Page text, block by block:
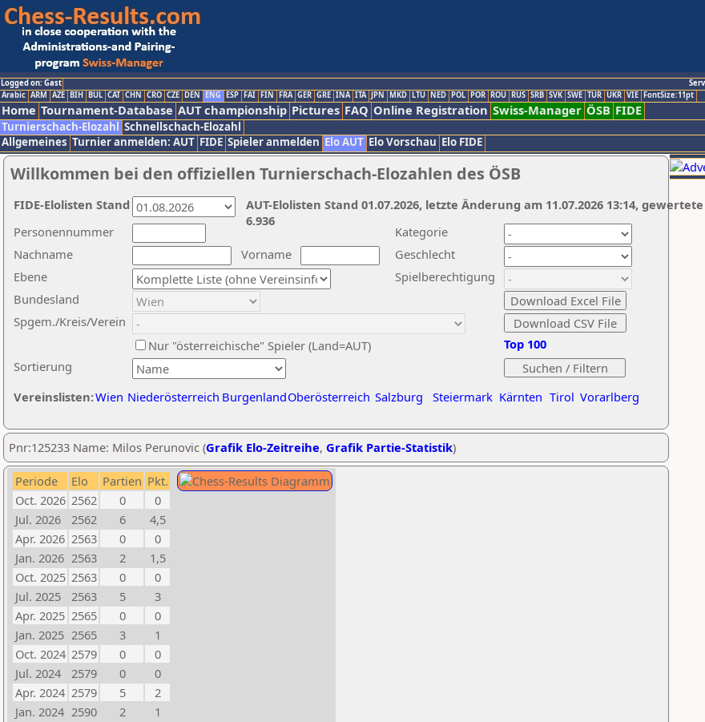
Logged on: Gast
Arabic ARM AZE BIH BUL CAT CHN CRO CZE DEN ENG ESP FAI FIN FRA GER GRE INA ITA JPN MKD LTU NED POL POR ROU RUS SRB SVK SWE TUR UKR VIE FontSize:11pt
Home Tournament-Database AUT championship Pictures FAQ Online Registration Swiss-Manager ÖSB FIDE
Turnierschach-Elozahl Schnellschach-Elozahl
Allgemeines Turnier anmelden: AUT FIDE Spieler anmelden Elo AUT Elo Vorschau Elo FIDE
Willkommen bei den offiziellen Turnierschach-Elozahlen des ÖSB
Nachname
Vorname
Ebene
Kategorie
Sortierung
Personennummer
Bundesland
Spgem./Kreis/Verein
Geschlecht
Nur "österreichische" Spieler (Land=AUT)
Spielberechtigung
Vereinslisten:Wien Niederösterreich BurgenlandOberösterreich Salzburg Steiermark Kärnten Tirol Vorarlberg
Top 100
AUT-Elolisten Stand 01.07.2026, letzte Änderung am 11.07.2026 13:14,
6.936
FIDE-Elolisten Stand
Pnr:125233 Name: Milos Perunovic (Grafik Elo-Zeitreihe, Grafik Partie-Statistik)
Periode Elo Partien Pkt.
Oct. 2026 2562 0
0
Jul. 2026
2562 6
4,5
Apr. 2026 2563 0
0
Jan. 2026 2563 2
1,5
Oct. 2025 2563 0
0
Jul. 2025
2563 5
3
Apr. 2025 2565 0
0
Jan. 2025 2565 3
1
Oct. 2024 2579 0
0
Jul. 2024
2579 0
0
Apr. 2024 2579 5
2
Jan. 2024 2590 2
1